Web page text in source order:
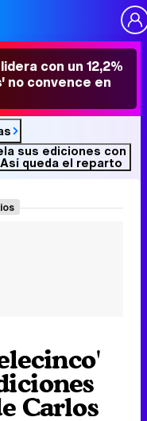
con un 12,2%
no convence en
sus ediciones con
queda el reparto
Carlos